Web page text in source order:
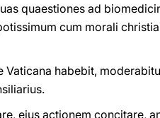
quaestiones ad
cum morali
habebit,
eius actionem concitare,